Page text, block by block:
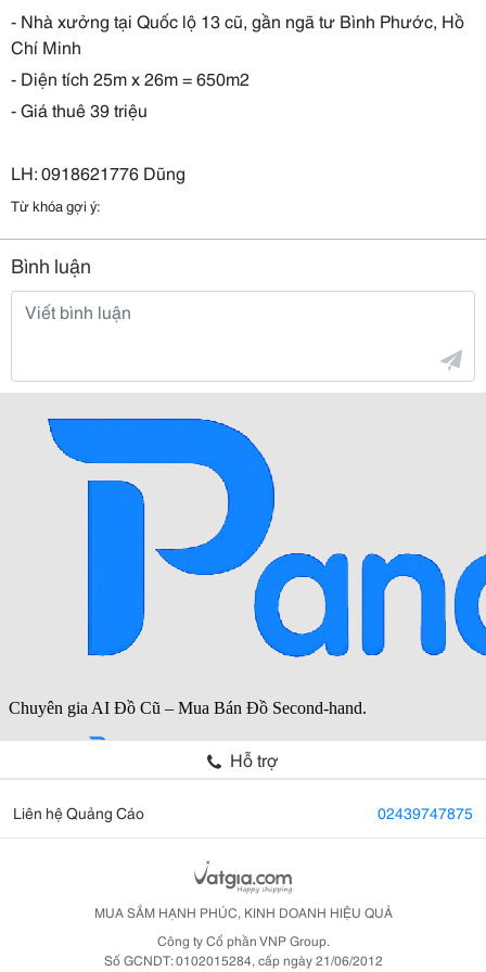
- Nhà xưởng tại Quốc lộ 13 cũ, gần ngã tư Bình Phước, Hồ
Chí Minh
- Diện tích 25m x 26m = 650m2
- Giá thuê 39 triệu
LH: 0918621776 Dũng
Từ khóa gợi ý:
Bình luận
Hỗ trợ
Liên hệ Quảng Cáo 02439747875
MUA SẮM HẠNH PHÚC, KINH DOANH HIỆU QUẢ
Công ty Cổ phần VNP Group.
Số GCNDT: 0102015284, cấp ngày 21/06/2012